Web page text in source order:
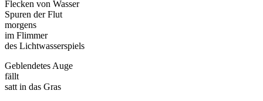
Flecken von Wasser
Spuren der Flut
morgens
im Flimmer
des Lichtwasserspiels
Geblendetes Auge
fällt
satt in das Gras